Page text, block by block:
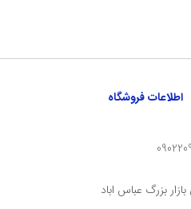
اطلاعات فروشگاه
بازار بزرگ عباس اباد